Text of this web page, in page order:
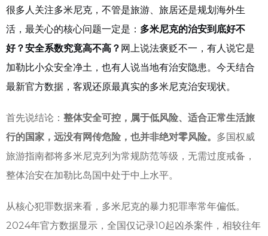
很多人关注多米尼克，不管是旅游、旅居还是规划海外生
活，最关心的核心问题一定是： 多米尼克的治安到底好不
好？安全系数究竟高不高？ 网上说法褒贬不一，有人说它是
加勒比小众安全净土，也有人说当地有治安隐患。今天结合
最新官方数据，客观还原最真实的多米尼克治安现状。
首先说结论： 整体安全可控，属于低风险、适合正常生活旅
行的国家，远没有网传危险，也并非绝对零风险。 多国权威
旅游指南都将多米尼克列为常规防范等级，无需过度戒备，
整体治安在加勒比岛国中处于中上水平。
从核心犯罪数据来看，多米尼克的暴力犯罪率常年偏低。
2024年官方数据显示，全国仅记录10起凶杀案件，相较往年